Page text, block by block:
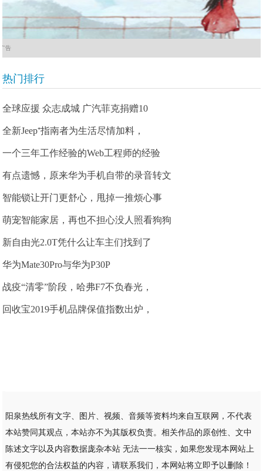
广告
热门排行
全球应援 众志成城 广汽菲克捐赠10
全新Jeep⁺指南者为生活尽情加料，
一个三年工作经验的Web工程师的经验
有点遗憾，原来华为手机自带的录音转文
智能锁让开门更舒心，甩掉一推烦心事
萌宠智能家居，再也不担心没人照看狗狗
新自由光2.0T凭什么让车主们找到了
华为Mate30Pro与华为P30P
战疫“清零”阶段，哈弗F7不负春光，
回收宝2019手机品牌保值指数出炉，
阳泉热线所有文字、图片、视频、音频等资料均来自互联网，不代表
本站赞同其观点，本站亦不为其版权负责。相关作品的原创性、文中
陈述文字以及内容数据庞杂本站 无法一一核实，如果您发现本网站上
有侵犯您的合法权益的内容，请联系我们，本网站将立即予以删除！